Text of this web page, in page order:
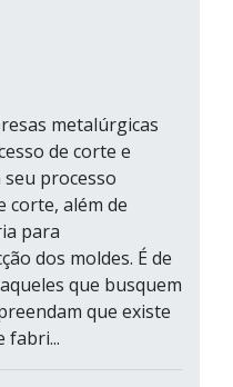
metalúrgicas
de corte e
processo
corte, além de
para
dos moldes. É de
que busquem
que existe
fabri...